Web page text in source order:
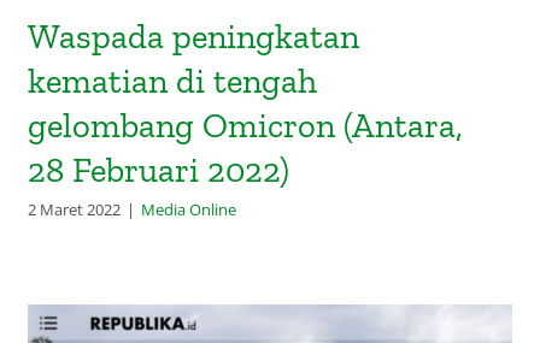
Waspada peningkatan
kematian di tengah
gelombang Omicron (Antara,
28 Februari 2022)
2 Maret 2022 | Media Online